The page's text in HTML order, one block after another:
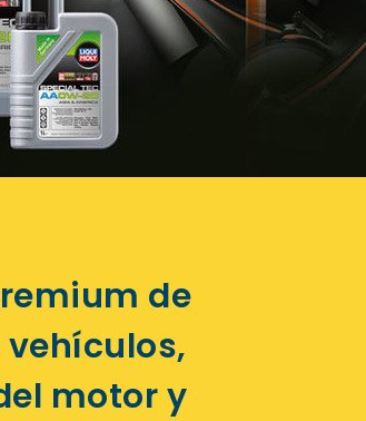
de
motor y